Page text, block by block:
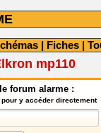
| Fiches |
mp110
forum alarme :
y accéder directement